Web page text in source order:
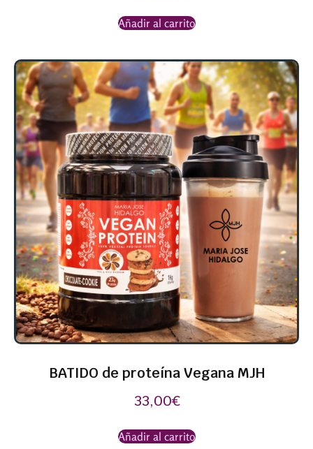
Añadir al carrito
BATIDO de proteína Vegana MJH
33,00€
Añadir al carrito